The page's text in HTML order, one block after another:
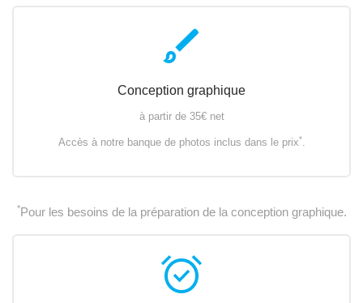
brush
Conception graphique
à partir de 35€ net
Accès à notre banque de photos inclus dans le prix*
*Pour les besoins de la préparation de la conception graphique.
alarm_on